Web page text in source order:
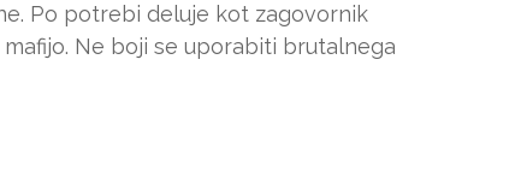
Po potrebi deluje kot zagovornik
Ne boji se uporabiti brutalnega